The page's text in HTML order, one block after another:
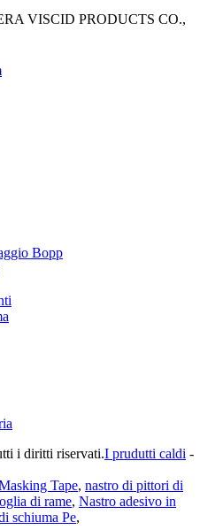
VISCID PRODUCTS CO.,
Bopp
i diritti riservati.I prudutti caldi -
Tape, nastro di pittori di
di rame, Nastro adesivo in
schiuma Pe,